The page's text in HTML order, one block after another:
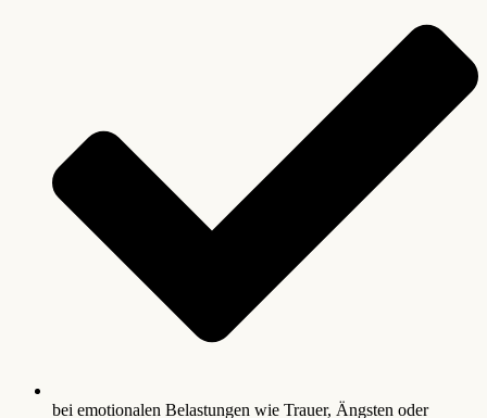
bei emotionalen Belastungen wie Trauer, Ängsten oder